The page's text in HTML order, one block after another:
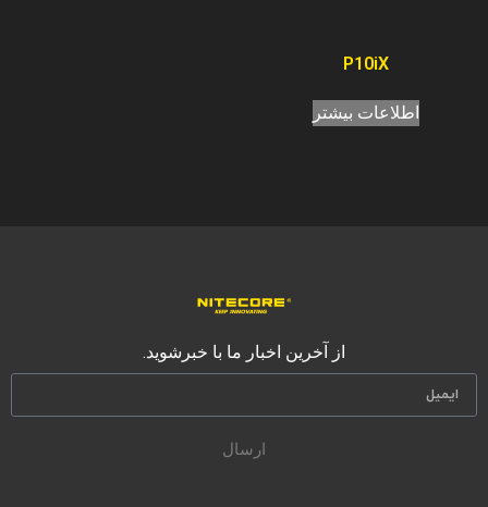
P10iX
اطلاعات بیشتر
از آخرین اخبار ما با خبرشوید.
ارسال